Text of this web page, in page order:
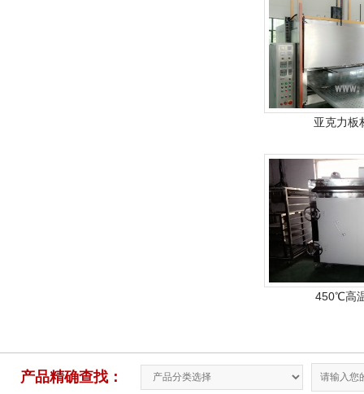
亚克力板
450℃高
产品精确查找：